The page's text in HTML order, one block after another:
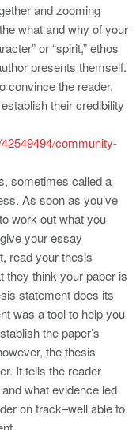
and zooming
what and why of your
or “spirit,” ethos
presents themself.
convince the reader,
their credibility
community-
sometimes called a
As soon as you’ve
work out what you
your essay
read your thesis
they think your paper is
statement does its
was a tool to help you
the paper’s
the thesis
It tells the reader
what evidence led
on track–well able to